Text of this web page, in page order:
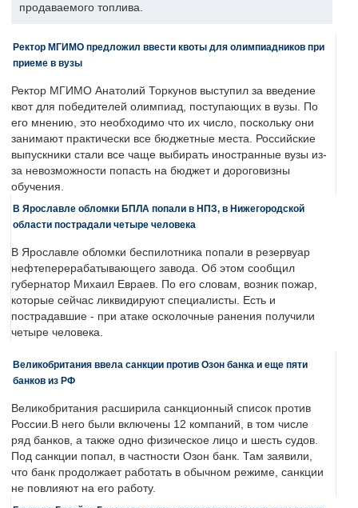
продаваемого топлива.
Ректор МГИМО предложил ввести квоты для олимпиадников при
приеме в вузы
Ректор МГИМО Анатолий Торкунов выступил за введение
квот для победителей олимпиад, поступающих в вузы. По
его мнению, это необходимо что их число, поскольку они
занимают практически все бюджетные места. Российские
выпускники стали все чаще выбирать иностранные вузы из-
за невозможности попасть на бюджет и дороговизны
обучения.
В Ярославле обломки БПЛА попали в НПЗ, в Нижегородской
области пострадали четыре человека
В Ярославле обломки беспилотника попали в резервуар
нефтеперерабатывающего завода. Об этом сообщил
губернатор Михаил Евраев. По его словам, возник пожар,
которые сейчас ликвидируют специалисты. Есть и
пострадавшие - при атаке осколочные ранения получили
четыре человека.
Великобритания ввела санкции против Озон банка и еще пяти
банков из РФ
Великобритания расширила санкционный список против
России.В него были включены 12 компаний, в том числе
ряд банков, а также одно физическое лицо и шесть судов.
Под санкции попал, в частности Озон банк. Там заявили,
что банк продолжает работать в обычном режиме, санкции
не повлияют на его работу.